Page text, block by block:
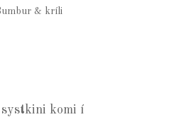
& kríli
systkini komi í